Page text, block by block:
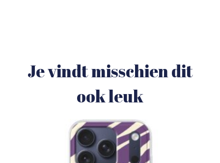
Je vindt misschien dit
ook leuk